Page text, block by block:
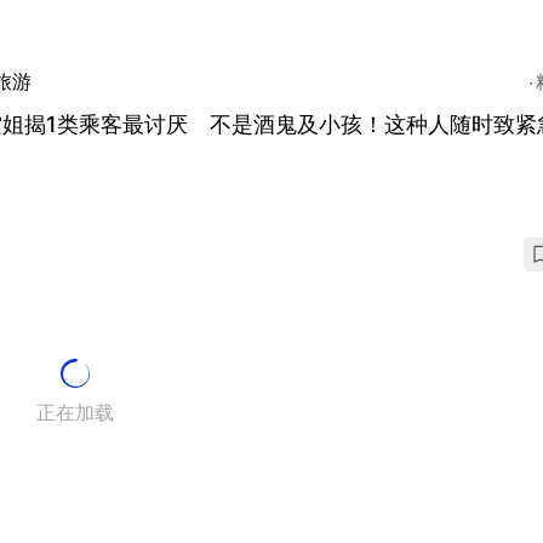
游
揭1类乘客最讨厌 不是酒鬼及小孩！这种人随时致紧
正在加载